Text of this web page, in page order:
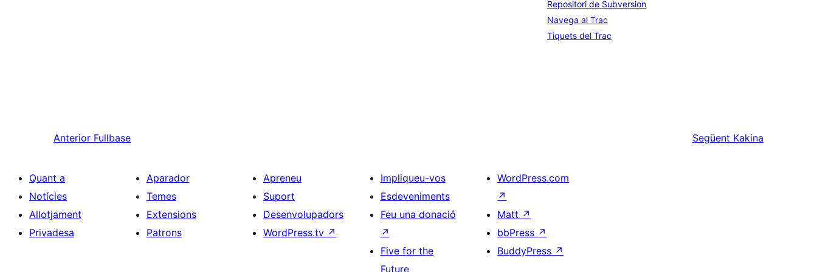
Repositori de Subversion
Navega al Trac
Tiquets del Trac
Anterior Fullbase Següent Kakina
Quant a
Notícies
Allotjament
Privadesa
Aparador
Temes
Extensions
Patrons
Apreneu
Suport
Desenvolupadors
WordPress.tv ↗
Impliqueu-vos
Esdeveniments
Feu una donació
↗
Five for the
Future
WordPress.com
↗
Matt ↗
bbPress ↗
BuddyPress ↗